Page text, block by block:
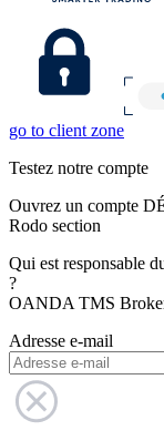
go to client zone
Testez notre compte
Ouvrez un compte
Rodo section
Qui est responsable
?
OANDA TMS
Adresse e-mail